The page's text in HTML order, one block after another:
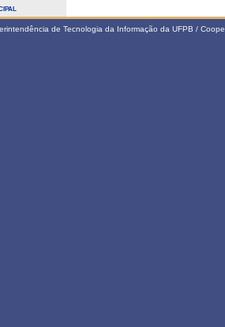
de Tecnologia da Informação da UFPB /